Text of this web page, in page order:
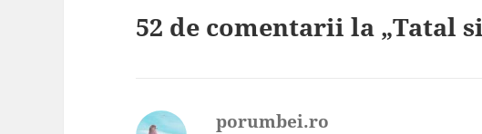
52 de comentarii la „Tatal
porumbei.ro